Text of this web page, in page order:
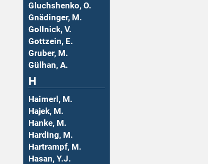
Gluchshenko, O.
Gnädinger, M.
Gollnick, V.
Gottzein, E.
Gruber, M.
Gülhan, A.
H
Haimerl, M.
Hajek, M.
Hanke, M.
Harding, M.
Hartrampf, M.
Hasan, Y.J.